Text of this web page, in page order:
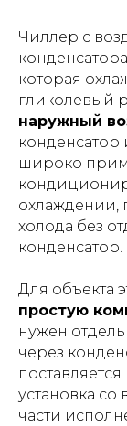
Чиллер с
которая
гликолевый
наружный
конденсатор
широко
охлаждении,
холода без
конденсатор.
Для объекта
простую
нужен
через
установка со
части